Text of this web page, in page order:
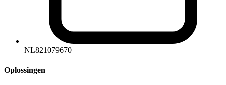
NL821079670
Oplossingen